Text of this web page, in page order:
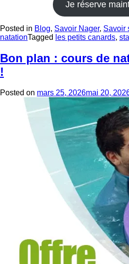
Je réserve
Posted in Blog, Savoir Nager, Savoir
natationTagged les petits canards,
Bon plan : cours de
!
Posted on mars 25, 2026mai 20,